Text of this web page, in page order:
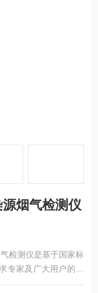
烟气检测仪
检测仪是基于国家标
专家及广大用户的意
便携式智能烟气分析